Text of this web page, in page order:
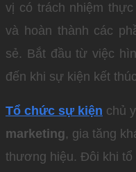
vị có trách nhiệm
và hoàn thành các
sẻ. Bắt đầu từ việc
đến khi sự kiện kết
Tổ chức sự kiện chủ
marketing, gia tăng
thương hiệu. Đôi khi